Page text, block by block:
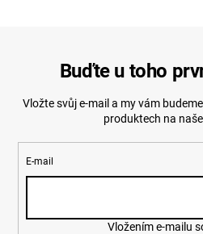
Buďte u toho
Vložte svůj e-mail a my vám
produktech na
E-mail